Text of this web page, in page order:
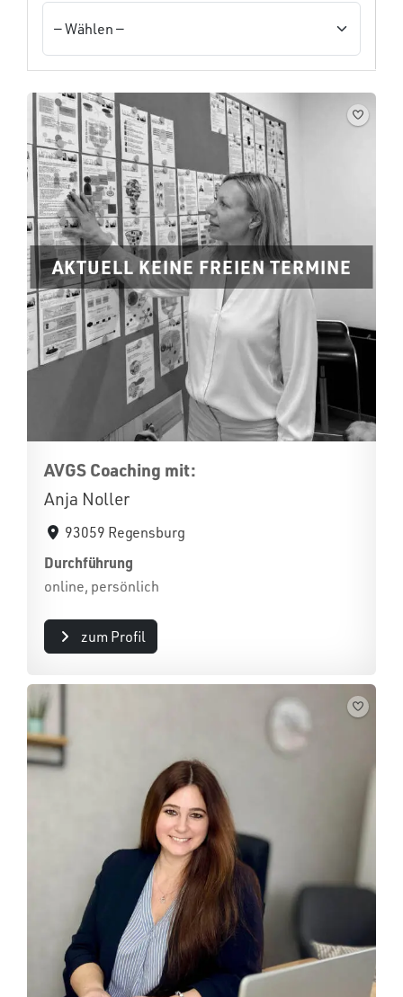
AKTUELL KEINE FREIEN TERMINE
AVGS Coaching mit:
Anja Noller
93059 Regensburg
Durchführung
online, persönlich
zum Profil